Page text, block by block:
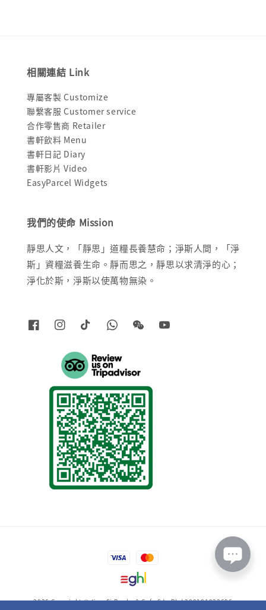
相關連結 Link
專屬客製 Customize
聯繫客服 Customer service
合作零售商 Retailer
書軒飲料 Menu
書軒日記 Diary
書軒影片 Video
EasyParcel Widgets
我們的使命 Mission
靜思人文，「靜思」道糧長養慧命；淨斯人間，「淨
斯」資糧滋養生命。靜而思之，靜思以求清淨的心；
淨化於斯，淨斯以使萬物無染。
2026 Copyright © Jing-Si Books & Cafe Sdn Bhd 200101022696